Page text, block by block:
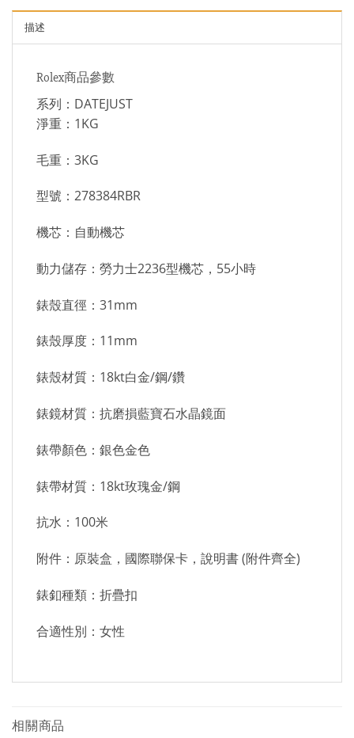
描述
Rolex商品參數
系列：DATEJUST
淨重：1KG
毛重：3KG
型號：278384RBR
機芯：自動機芯
動力儲存：勞力士2236型機芯，55小時
錶殼直徑：31mm
錶殼厚度：11mm
錶殼材質：18kt白金/鋼/鑽
錶鏡材質：抗磨損藍寶石水晶鏡面
錶帶顏色：銀色金色
錶帶材質：18kt玫瑰金/鋼
抗水：100米
附件：原裝盒，國際聯保卡，說明書 (附件齊全)
錶釦種類：折疊扣
合適性別：女性
相關商品